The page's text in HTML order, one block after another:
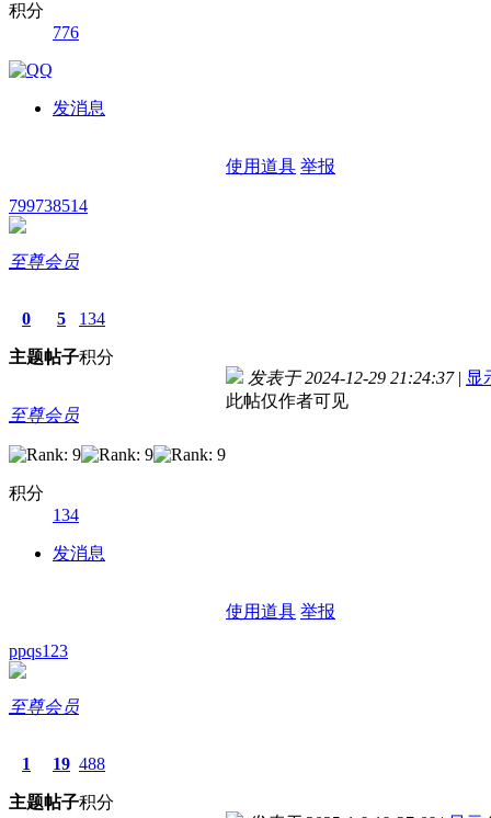
积分
776
发消息
使用道具 举报
799738514
至尊会员
0
主题
5
帖子
134
积分
至尊会员
积分
134
发消息
发表于 2024-12-29 21:24:37
显
此帖仅作者可见
使用道具 举报
ppqs123
至尊会员
1
主题
19
帖子
488
积分